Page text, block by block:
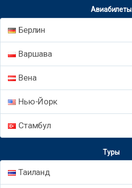
Авиабилеты
Берлин
Варшава
Вена
Нью-Йорк
Стамбул
Туры
Таиланд